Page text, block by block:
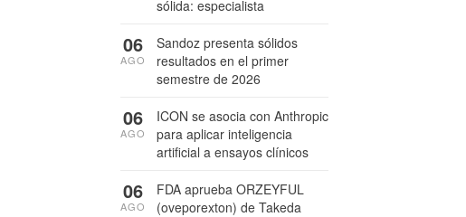
sólida: especialista
Sandoz presenta sólidos
resultados en el primer
semestre de 2026
06
AGO
ICON se asocia con Anthropic
para aplicar inteligencia
artificial a ensayos clínicos
06
AGO
FDA aprueba ORZEYFUL
(oveporexton) de Takeda
06
AGO